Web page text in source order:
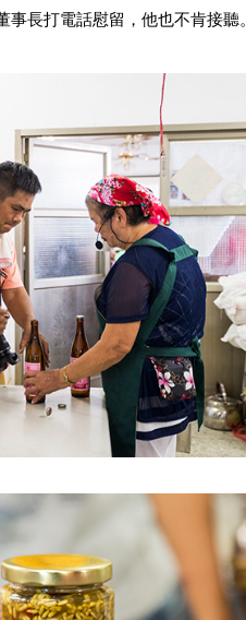
長打電話慰留，他也不肯接聽。